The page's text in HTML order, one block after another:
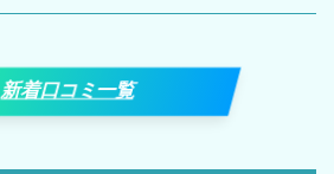
新着口コミ一覧